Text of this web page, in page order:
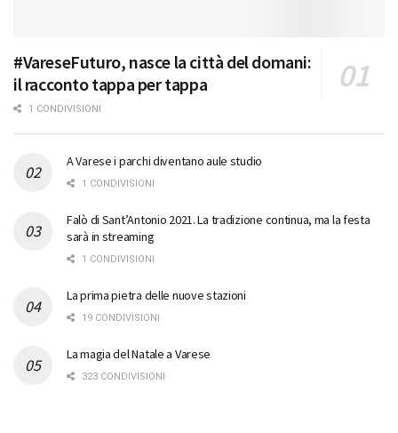
#VareseFuturo, nasce la città del domani:
il racconto tappa per tappa
1 CONDIVISIONI
A Varese i parchi diventano aule studio
1 CONDIVISIONI
Falò di Sant’Antonio 2021. La tradizione continua, ma la festa
sarà in streaming
1 CONDIVISIONI
La prima pietra delle nuove stazioni
19 CONDIVISIONI
La magia del Natale a Varese
323 CONDIVISIONI